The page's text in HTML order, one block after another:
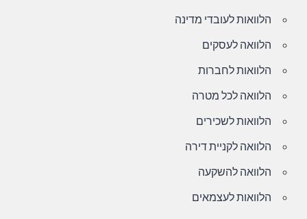
הלוואות לעובדי מדינה
הלוואה לעסקים
הלוואות לחברות
הלוואה לכל מטרה
הלוואות לשכירים
הלוואה לקניית דירה
הלוואה להשקעה
הלוואות לעצמאים